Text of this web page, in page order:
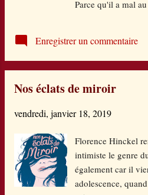
la vieillesse. Le
remplie. Une
Parce qu'il a mal
suggère si bien ce
plus pour le
lecteur saisit.
et rencontre....un
longtemps pour
d'organiser leur vie
sécurisant. Parce
le canard de façon
Enregistrer un commentaire
Nos éclats de miroir
vendredi, janvier 18, 2019
Florence Hinckel
intimiste le genre
également car il
adolescence,